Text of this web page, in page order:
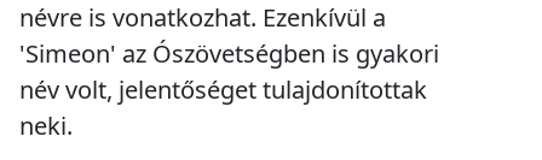
névre is vonatkozhat. Ezenkívül a
'Simeon' az Ószövetségben is gyakori
név volt, jelentőséget tulajdonítottak
neki.